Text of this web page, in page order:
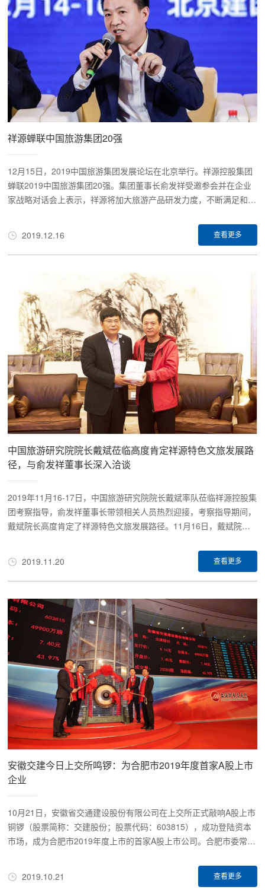
祥源蝉联中国旅游集团20强
12月15日，2019中国旅游集团发展论坛在北京举行。祥源控股集团
蝉联2019中国旅游集团20强。集团董事长俞发祥受邀参会并在企业
家战略对话会上表示，祥源将加大旅游产品研发力度，不断满足和丰
准，由中国旅游研究院和中国旅游协会联合发起并共同主办，以“科
技新动能，发展高质量”为主题。
2019.12.16 查看更多
中国旅游研究院院长戴斌莅临高度肯定祥源特色文旅发展路
径，与俞发祥董事长深入洽谈
2019年11月16-17日，中国旅游研究院院长戴斌率队莅临祥源控股集
团考察指导，俞发祥董事长带领相关人员热烈迎接，考察指导期间，
戴斌院长高度肯定了祥源特色文旅发展路径。11月16日，戴斌院长
发展历程、发展战略和发展目标，并重点介绍了祥源文旅产业的发展
模式和发展方向。随后，戴斌院长和俞发祥董事长就现代文旅企业建
设、旅游景区产品研发、旅游市场需求等主题进行了深入的沟通与交
流。
2019.11.20 查看更多
安徽交建今日上交所鸣锣：为合肥市2019年度首家A股上市
企业
10月21日，安徽省交通建设股份有限公司在上交所正式敲响A股上市
铜锣（股票简称：交建股份；股票代码：603815），成功登陆资本
市场，成为合肥市2019年度上市的首家A股上市公司。合肥市委常
源控股集团董事长、交建股份实际控制人俞发祥，安徽省交通建设股
份有限公司董事长胡先宽共同为安徽省交通建设股份有限公司A股股
2019.10.21 查看更多